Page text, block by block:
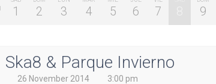
1 2 3 4 5 6 7 9
Ska8 & Parque Invierno
26 November 2014 3:00 pm